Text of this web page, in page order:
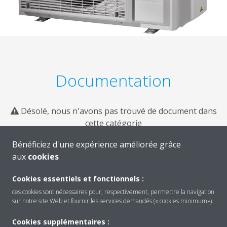
Documentation
Désolé, nous n'avons pas trouvé de document dans
cette catégorie
Bénéficiez d'une expérience améliorée grâce
aux cookies
Cookies essentiels et fonctionnels :
ces cookies sont nécessaires pour, respectivement, permettre la navigation
sur notre site Web et fournir les services demandés (« cookies minimum»).
Cookies supplémentaires :